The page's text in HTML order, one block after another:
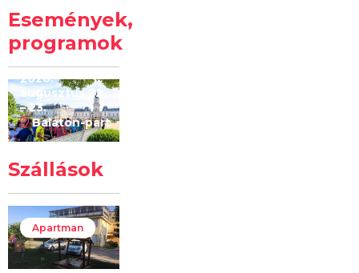
Események,
programok
Kilóméterek
2026
2026.
augusztus 22
– 23.
Balaton-part
Szállások
Apartman